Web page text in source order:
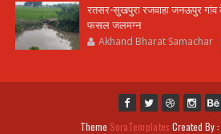
रतसर-सुखपुरा रजवाहा जनऊपुर
फसल जलमग्न
Akhand Bharat Samachar
Theme SoraTemplates Created By